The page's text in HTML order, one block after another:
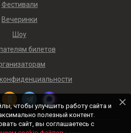
Фестивали
Вечеринки
Шоу
билетов
чтобы улучшить работу сайта и
полезный контент.
сайт, вы соглашаетесь с